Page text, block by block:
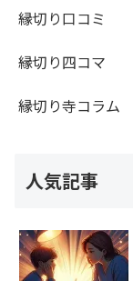
縁切り口コミ
縁切り四コマ
縁切り寺コラム
人気記事